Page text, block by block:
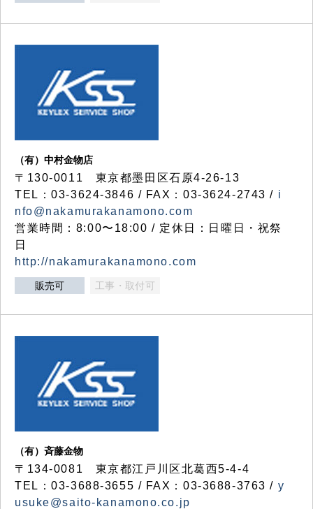
（有）中村金物店
〒130-0011 東京都墨田区石原4-26-13
TEL：03-3624-3846 / FAX：03-3624-2743 / i
nfo@nakamurakanamono.com
営業時間：8:00〜18:00 / 定休日：日曜日・祝祭
日
http://nakamurakanamono.com
販売可 工事・取付可
（有）斉藤金物
〒134-0081 東京都江戸川区北葛西5-4-4
TEL：03-3688-3655 / FAX：03-3688-3763 / y
usuke@saito-kanamono.co.jp